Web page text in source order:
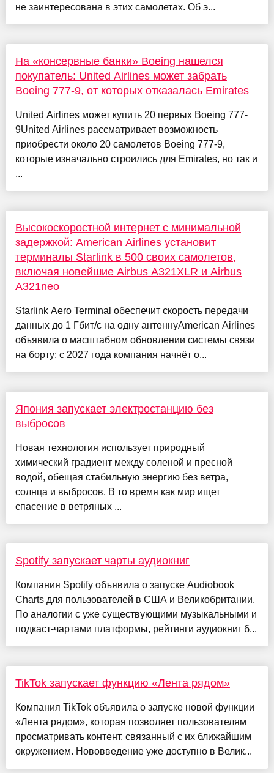
не заинтересована в этих самолетах. Об э...
На «консервные банки» Boeing нашелся
покупатель: United Airlines может забрать
Boeing 777-9, от которых отказалась Emirates
United Airlines может купить 20 первых Boeing 777-
9United Airlines рассматривает возможность
приобрести около 20 самолетов Boeing 777-9,
которые изначально строились для Emirates, но так и
...
Высокоскоростной интернет с минимальной
задержкой: American Airlines установит
терминалы Starlink в 500 своих самолетов,
включая новейшие Airbus A321XLR и Airbus
A321neo
Starlink Aero Terminal обеспечит скорость передачи
данных до 1 Гбит/с на одну антеннуAmerican Airlines
объявила о масштабном обновлении системы связи
на борту: с 2027 года компания начнёт о...
Япония запускает электростанцию без
выбросов
Новая технология использует природный
химический градиент между соленой и пресной
водой, обещая стабильную энергию без ветра,
солнца и выбросов. В то время как мир ищет
спасение в ветряных ...
Spotify запускает чарты аудиокниг
Компания Spotify объявила о запуске Audiobook
Charts для пользователей в США и Великобритании.
По аналогии с уже существующими музыкальными и
подкаст-чартами платформы, рейтинги аудиокниг б...
TikTok запускает функцию «Лента рядом»
Компания TikTok объявила о запуске новой функции
«Лента рядом», которая позволяет пользователям
просматривать контент, связанный с их ближайшим
окружением. Нововведение уже доступно в Велик...